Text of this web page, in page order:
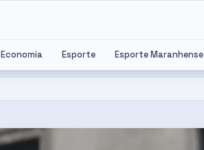
Economia Esporte Esporte Maranhense